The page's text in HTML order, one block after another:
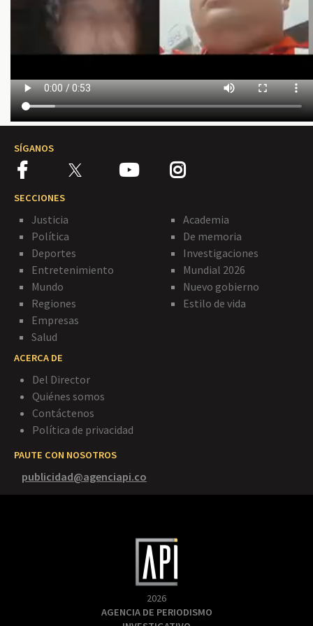
SÍGANOS
SECCIONES
Justicia
Política
Deportes
Entretenimiento
Mundo
Regiones
Empresas
Salud
Academia
De memoria
Investigaciones
Mundial 2026
Nuevo gobierno
Estilo de vida
ACERCA DE
Del Director
Quiénes somos
Contáctenos
Política de privacidad
PAUTE CON NOSOTROS
publicidad@agenciapi.co
2026
AGENCIA DE PERIODISMO